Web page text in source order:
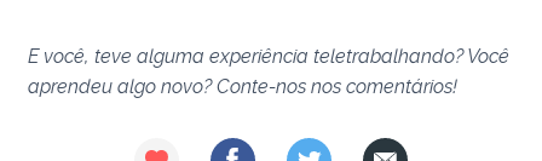
E você, teve alguma experiência teletrabalhando? Você
aprendeu algo novo? Conte-nos nos comentários!